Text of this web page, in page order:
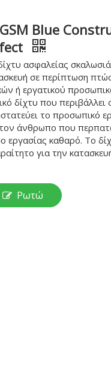
Blue
ασφαλείας
σε περίπτωση
ή εργατικού
δίχτυ που περιβάλλει
το προσωπικό
άνθρωπο που
εργασίας καθαρό. Το
για την
Ρωτώ